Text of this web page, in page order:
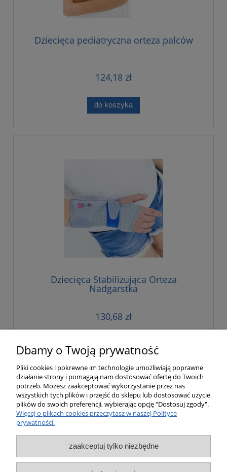
Dziecięca pediatryczna orteza palców
124,18 zł
do koszyka
Dziecięca Stabilizująca Orteza
Nadgarstka
130,68 zł
« 1 2 3 4 5 ... 8 »
Pomoc
Moje konto
Płatności i dostawa
Dbamy o Twoją prywatność
Pliki cookies i pokrewne im technologie umożliwiają poprawne
działanie strony i pomagają nam dostosować ofertę do Twoich
potrzeb. Możesz zaakceptować wykorzystanie przez nas
wszystkich tych plików i przejść do sklepu lub dostosować użycie
plików do swoich preferencji, wybierając opcję "Dostosuj zgody".
Więcej o plikach cookies przeczytasz w naszej Polityce
prywatności.
zaakceptuj tylko niezbędne